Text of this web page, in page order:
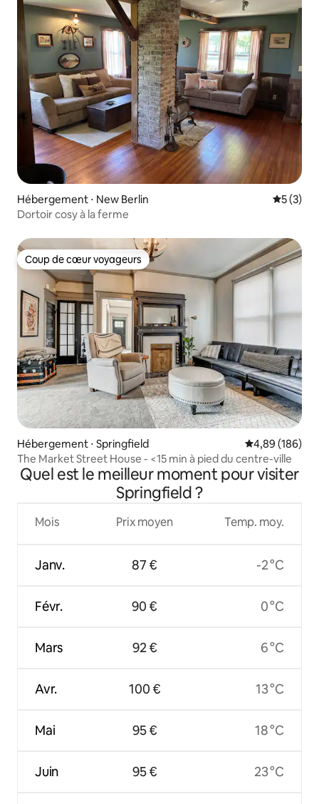
Hébergement ⋅ New Berlin
5 (3)
Dortoir cosy à la ferme
Coup de cœur voyageurs
Coup de cœur voyageurs
Hébergement ⋅ Springfield Évaluation
4,89 (186)
The Market Street House - <15 min à pied du centre-ville
Quel est le meilleur moment pour visiter
Springfield ?
Mois
Janv.
Févr.
Mars
Avr.
Mai
Juin
Prix moyen
87 €
90 €
92 €
100 €
95 €
95 €
Temp. moy.
-2 °C
0 °C
6 °C
13 °C
18 °C
23 °C